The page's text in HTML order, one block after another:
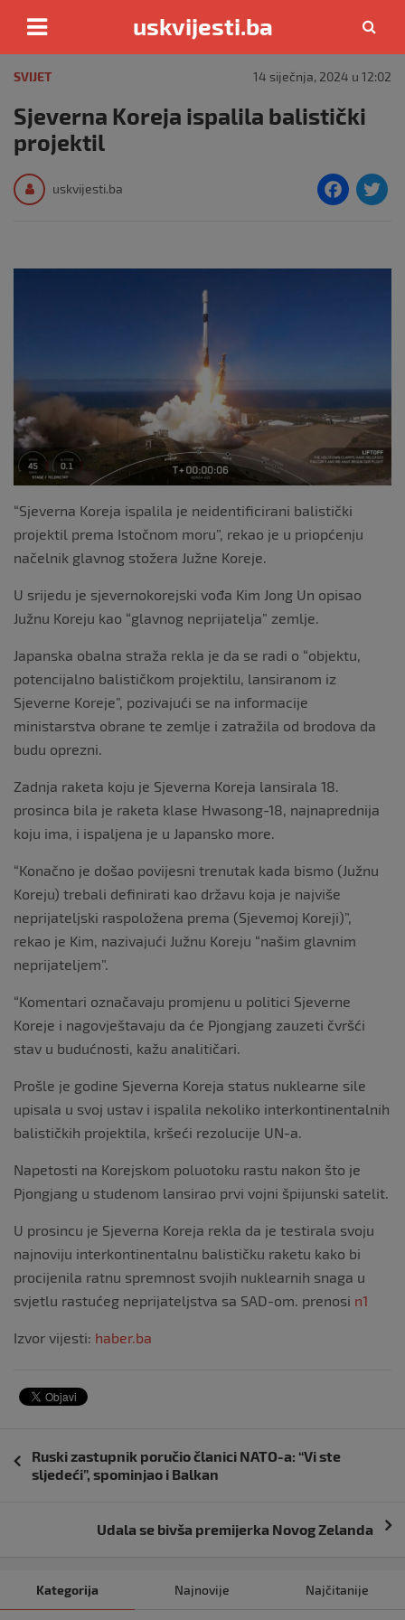
content
uskvijesti.ba
SVIJET 14 siječnja, 2024 u 12:02
Sjeverna Koreja ispalila balistički
projektil
uskvijesti.ba
F
e
k
“Sjeverna Koreja ispalila je neidentificirani balistički
projektil prema Istočnom moru”, rekao je u priopćenju
načelnik glavnog stožera Južne Koreje.
U srijedu je sjevernokorejski vođa Kim Jong Un opisao
Južnu Koreju kao “glavnog neprijatelja” zemlje.
Japanska obalna straža rekla je da se radi o “objektu,
potencijalno balističkom projektilu, lansiranom iz
Sjeverne Koreje”, pozivajući se na informacije
ministarstva obrane te zemlje i zatražila od brodova da
budu oprezni.
Zadnja raketa koju je Sjeverna Koreja lansirala 18.
prosinca bila je raketa klase Hwasong-18, najnaprednija
koju ima, i ispaljena je u Japansko more.
“Konačno je došao povijesni trenutak kada bismo (Južnu
Koreju) trebali definirati kao državu koja je najviše
neprijateljski raspoložena prema (Sjevemoj Koreji)”,
rekao je Kim, nazivajući Južnu Koreju “našim glavnim
neprijateljem”.
“Komentari označavaju promjenu u politici Sjeverne
Koreje i nagovještavaju da će Pjongjang zauzeti čvršći
stav u budućnosti, kažu analitičari.
Prošle je godine Sjeverna Koreja status nuklearne sile
upisala u svoj ustav i ispalila nekoliko interkontinentalnih
balističkih projektila, kršeći rezolucije UN-a.
Napetosti na Korejskom poluotoku rastu nakon što je
Pjongjang u studenom lansirao prvi vojni špijunski satelit.
U prosincu je Sjeverna Koreja rekla da je testirala svoju
najnoviju interkontinentalnu balističku raketu kako bi
procijenila ratnu spremnost svojih nuklearnih snaga u
svjetlu rastućeg neprijateljstva sa SAD-om. prenosi n1
Izvor vijesti: haber.ba
objava
Ruski zastupnik poručio članici NATO-a: “Vi ste
sljedeći”, spominjao i Balkan
Udala se bivša premijerka Novog Zelanda
Kategorija Najnovije Najčitanije